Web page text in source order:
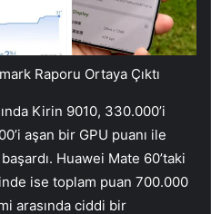
Raporu Ortaya Çıktı
Kirin 9010, 330.000’i
aşan bir GPU puanı ile
Huawei Mate 60’taki
ise toplam puan 700.000
arasında ciddi bir